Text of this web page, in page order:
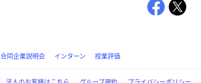
合同企業説明会 インターン 授業評価